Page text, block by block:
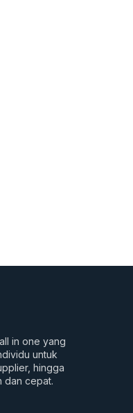
in one yang
untuk
hingga
dan cepat.